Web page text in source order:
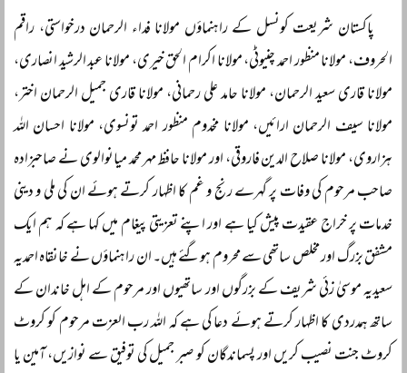
پاکستان شریعت کونسل کے راہنماؤں مولانا فداء الرحمان درخواستی، راقم
الحروف، مولانا منظور احمد چنیوٹی، مولانا اکرام الحق خیری، مولانا عبد الرشید انصاری،
مولانا قاری سعید الرحمان، مولانا حامد علی رحمانی، مولانا قاری جمیل الرحمان اختر،
مولانا سیف الرحمان ارائیں، مولانا مخدوم منظور احمد تونسوی، مولانا احسان اللہ
ہزاروی، مولانا صلاح الدین فاروقی، اور مولانا حافظ مہر محمد میانوالوی نے صاحبزادہ
صاحب مرحوم کی وفات پر گہرے رنج و غم کا اظہار کرتے ہوئے ان کی ملی و دینی
خدمات پر خراج عقیدت پیش کیا ہے اور اپنے تعزیتی پیغام میں کہا ہے کہ ہم ایک
مشفق بزرگ اور مخلص ساتھی سے محروم ہوگئے ہیں۔ ان راہنماؤں نے خانقاہ احمدیہ
سعیدیہ موسیٰ زئی شریف کے بزرگوں اور ساتھیوں اور مرحوم کے اہل خاندان کے
ساتھ ہمدردی کا اظہار کرتے ہوئے دعا کی ہے کہ اللہ رب العزت مرحوم کو کروٹ
کروٹ جنت نصیب کریں اور پسماندگان کو صبر جمیل کی توفیق سے نوازیں، آمین یا